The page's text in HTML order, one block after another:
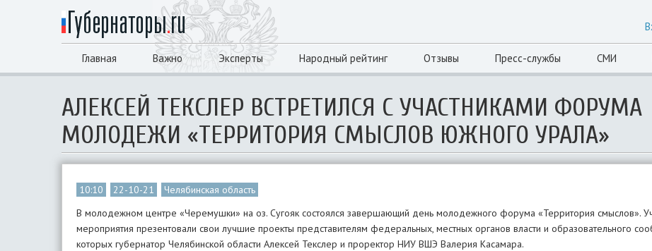
Главная Важно Эксперты Народный рейтинг Отзывы Пресс-службы СМИ
АЛЕКСЕЙ ТЕКСЛЕР ВСТРЕТИЛСЯ С УЧАСТНИКАМИ ФОРУМА
МОЛОДЕЖИ «ТЕРРИТОРИЯ СМЫСЛОВ ЮЖНОГО УРАЛА»
10:10 22-10-21
Челябинская область
В молодежном центре «Черемушки» на оз. Сугояк состоялся завершающий день молодежного форума «Территория смыслов».
мероприятия презентовали свои лучшие проекты представителям федеральных, местных органов власти и образовательного
которых губернатор Челябинской области Алексей Текслер и проректор НИУ ВШЭ Валерия Касамара.